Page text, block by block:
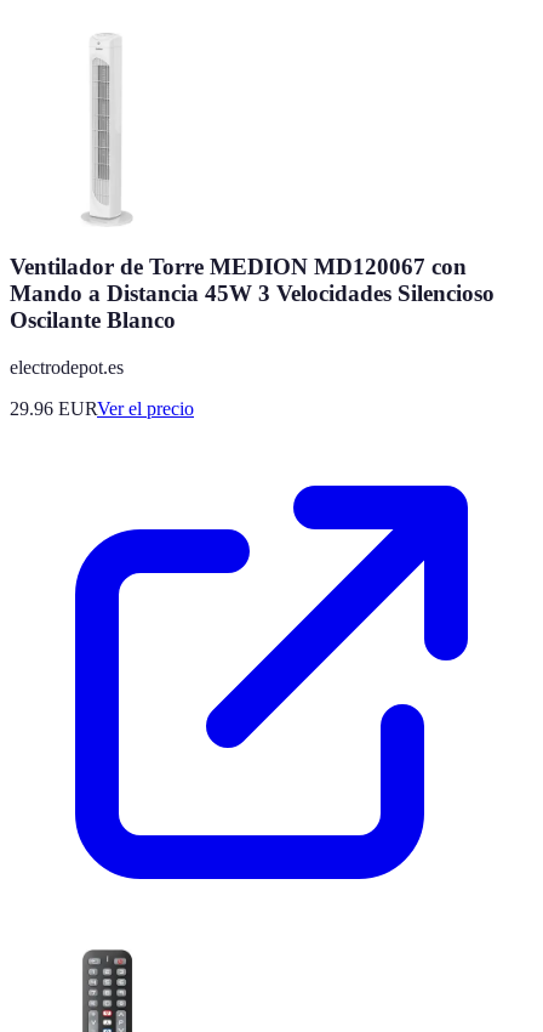
Ventilador de Torre MEDION MD120067 con
Mando a Distancia 45W 3 Velocidades Silencioso
Oscilante Blanco
electrodepot.es
29.96 EURVer el precio